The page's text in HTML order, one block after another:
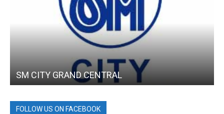
SM CITY GRAND CENTRAL
FOLLOW US ON FACEBOOK